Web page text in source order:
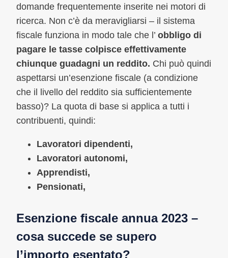
domande frequentemente inserite nei motori di
ricerca. Non c’è da meravigliarsi – il sistema
fiscale funziona in modo tale che l’ obbligo di
pagare le tasse colpisce effettivamente
chiunque guadagni un reddito. Chi può quindi
aspettarsi un’esenzione fiscale (a condizione
che il livello del reddito sia sufficientemente
basso)? La quota di base si applica a tutti i
contribuenti, quindi:
Lavoratori dipendenti,
Lavoratori autonomi,
Apprendisti,
Pensionati,
Esenzione fiscale annua 2023 –
cosa succede se supero
l’importo esentato?